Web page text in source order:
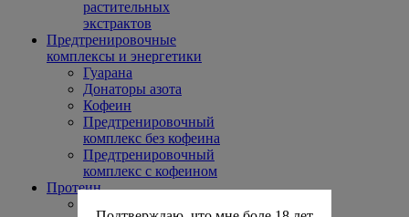
растительных
экстрактов
Предтренировочные
комплексы и энергетики
Гуарана
Донаторы азота
Кофеин
Предтренировочный
комплекс без кофеина
Предтренировочный
комплекс с кофеином
Протеин